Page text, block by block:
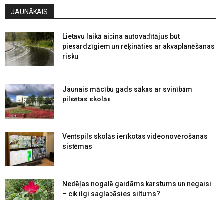
JAUNĀKAIS
Lietavu laikā aicina autovadītājus būt
piesardzīgiem un rēķināties ar akvaplanēšanas
risku
Jaunais mācību gads sākas ar svinībām
pilsētas skolās
Ventspils skolās ierīkotas videonovērošanas
sistēmas
Nedēļas nogalē gaidāms karstums un negaisi
– cik ilgi saglabāsies siltums?